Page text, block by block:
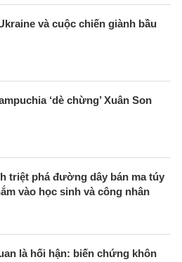
và cuộc chiến giành bầu
‘dè chừng’ Xuân Son
triệt phá đường dây bán ma túy
vào học sinh và công nhân
là hối hận: biến chứng khôn